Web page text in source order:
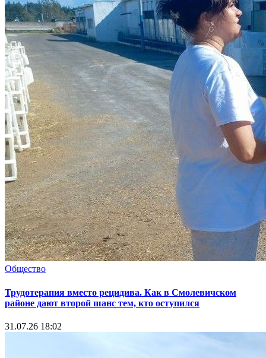
Общество
Трудотерапия вместо рецидива. Как в Смолевичском
районе дают второй шанс тем, кто оступился
31.07.26 18:02